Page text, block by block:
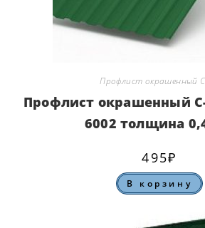
Профлист окрашенный
Профлист окрашенный
6002 толщина
495₽
В корзину